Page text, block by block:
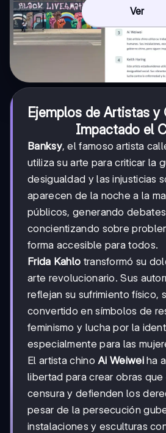
Ver
Ejemplos de Artistas y
Impactado el
Banksy, el famoso artista
utiliza su arte para criticar la
desigualdad y las injusticias
aparecen de la noche a la
públicos, generando
concientizando sobre
forma accesible para todos.
Frida Kahlo transformó su
arte revolucionario. Sus
reflejan su sufrimiento físico,
convertido en símbolos de
feminismo y lucha por la
especialmente para las
El artista chino Ai Weiweiha
libertad para crear obras que
censura y defienden los
pesar de la persecución
instalaciones y esculturas